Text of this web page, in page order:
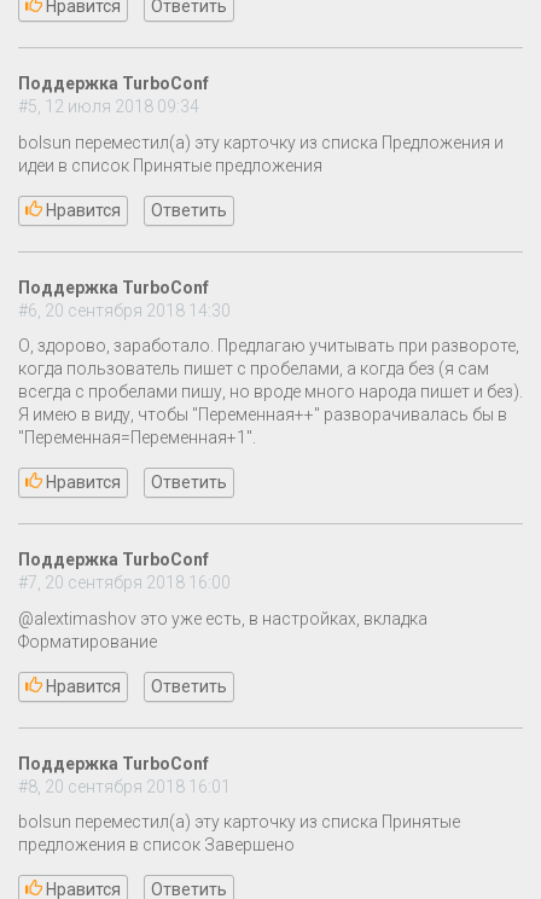
Нравится Ответить
Поддержка TurboConf
#5, 12 июля 2018 09:34
bolsun переместил(а) эту карточку из списка Предложения и
идеи в список Принятые предложения
Нравится Ответить
Поддержка TurboConf
#6, 20 сентября 2018 14:30
О, здорово, заработало. Предлагаю учитывать при развороте,
когда пользователь пишет с пробелами, а когда без (я сам
всегда с пробелами пишу, но вроде много народа пишет и без).
Я имею в виду, чтобы "Переменная++" разворачивалась бы в
"Переменная=Переменная+1".
Нравится Ответить
Поддержка TurboConf
#7, 20 сентября 2018 16:00
@alextimashov это уже есть, в настройках, вкладка
Форматирование
Нравится Ответить
Поддержка TurboConf
#8, 20 сентября 2018 16:01
bolsun переместил(а) эту карточку из списка Принятые
предложения в список Завершено
Нравится Ответить